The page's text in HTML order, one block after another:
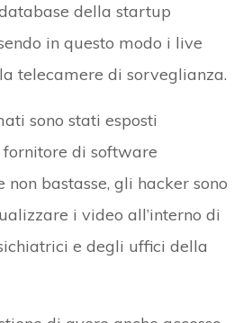
della startup
in questo modo i live
telecamere di sorveglianza.
sono stati esposti
di software
non bastasse, gli hacker sono
i video all’interno di
e degli uffici della